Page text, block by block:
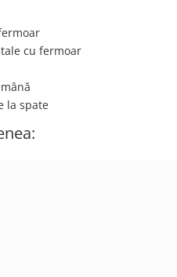
cu fermoar
la spate